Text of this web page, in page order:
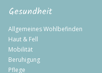
Gesundheit
Allgemeines Wohlbefinden
Haut & Fell
Mobilität
Beruhigung
Pflege